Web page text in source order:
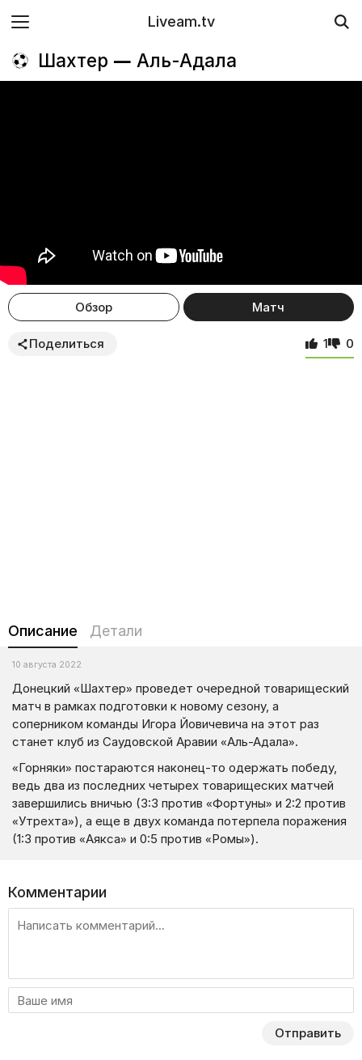
Liveam.tv
Шахтер — Аль-Адала
Обзор Матч
Поделиться 1 0
Описание Детали
10 августа 2022
Донецкий «Шахтер» проведет очередной товарищеский
матч в рамках подготовки к новому сезону, а
соперником команды Игора Йовичевича на этот раз
станет клуб из Саудовской Аравии «Аль-Адала».
«Горняки» постараются наконец-то одержать победу,
ведь два из последних четырех товарищеских матчей
завершились вничью (3:3 против «Фортуны» и 2:2 против
«Утрехта»), а еще в двух команда потерпела поражения
(1:3 против «Аякса» и 0:5 против «Ромы»).
Комментарии
Отправить